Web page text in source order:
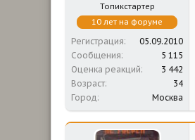
Топикстартер
10 лет на форуме
Регистрация
05.09.2010
Сообщения
5 115
Оценка реакций
3 442
Возраст
34
Город
Москва